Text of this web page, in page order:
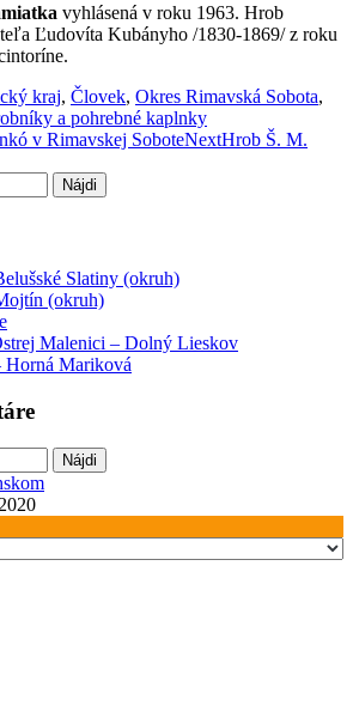
vyhlásená v roku 1963. Hrob
Ľudovíta Kubányho /1830-1869/ z roku
kraj, Človek, Okres Rimavská Sobota,
a pohrebné kaplnky
v Rimavskej SoboteNextHrob Š. M.
Slatiny (okruh)
(okruh)
Malenici – Dolný Lieskov
Horná Mariková